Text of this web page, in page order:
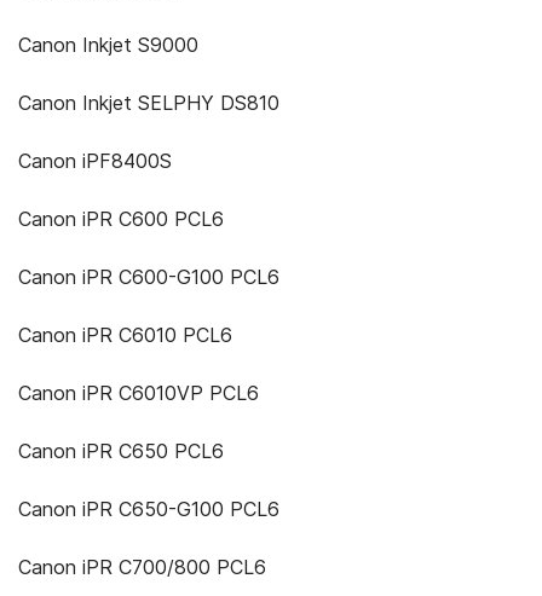
Canon Inkjet S9000
Canon Inkjet SELPHY DS810
Canon iPF8400S
Canon iPR C600 PCL6
Canon iPR C600-G100 PCL6
Canon iPR C6010 PCL6
Canon iPR C6010VP PCL6
Canon iPR C650 PCL6
Canon iPR C650-G100 PCL6
Canon iPR C700/800 PCL6